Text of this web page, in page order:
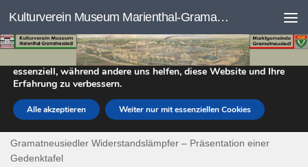
Skip to content Kulturverein Museum Marienthal-Gramatneusiedl
DER KULTURVEREIN
Gramatneusiedler Widerstandslämpfer – Präsentation einer
Gedenktafel
DATENSCHUTZEINSTELLUNGEN
Wir nutzen Cookies auf unserer Website. Einige von ihnen sind
essenziell, während andere uns helfen, diese Website und Ihre
Erfahrung zu verbessern.
Alle akzeptieren Weiter nur mit essenziellen Cookies